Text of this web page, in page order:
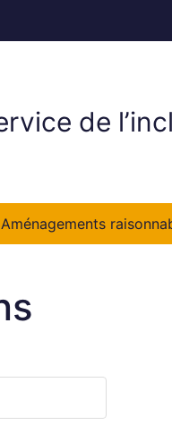
de
Aménagements